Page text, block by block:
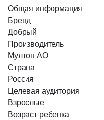
Общая информация
Бренд
Добрый
Производитель
Мултон АО
Страна
Россия
Целевая аудитория
Взрослые
Возраст ребенка